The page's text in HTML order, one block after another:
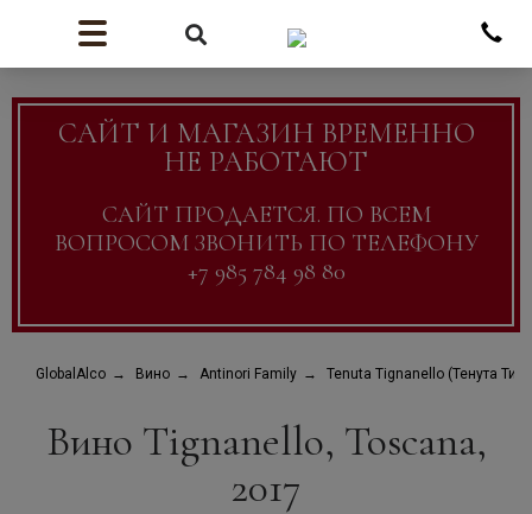
САЙТ И МАГАЗИН ВРЕМЕННО
НЕ РАБОТАЮТ
САЙТ ПРОДАЕТСЯ. ПО ВСЕМ
ВОПРОСОМ ЗВОНИТЬ ПО ТЕЛЕФОНУ
+7 985 784 98 80
GlobalAlco Вино Antinori Family Tenuta Tignanello (Тенута
Вино Tignanello, Toscana,
2017